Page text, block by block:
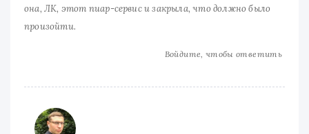
она, ЛК, этот пиар-сервис и закрыла, что должно было
произойти.
Войдите, чтобы ответить